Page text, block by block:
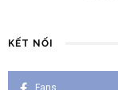
KẾT NỐI
Fans